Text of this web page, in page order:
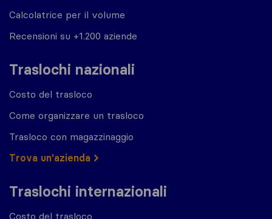
Calcolatrice per il volume
Recensioni su +1.200 aziende
Traslochi nazionali
Costo del trasloco
Come organizzare un trasloco
Trasloco con magazzinaggio
Trova un'azienda
Traslochi internazionali
Costo del trasloco